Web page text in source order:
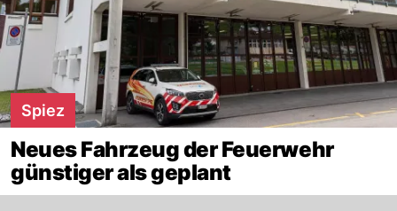
Spiez
Neues Fahrzeug der Feuerwehr
günstiger als geplant